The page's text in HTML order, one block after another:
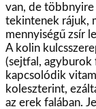
van, de
tekintenek rájuk,
mennyiségű zsír
A kolin
(sejtfal, agyburok
kapcsolódik
koleszterint,
az erek falában.